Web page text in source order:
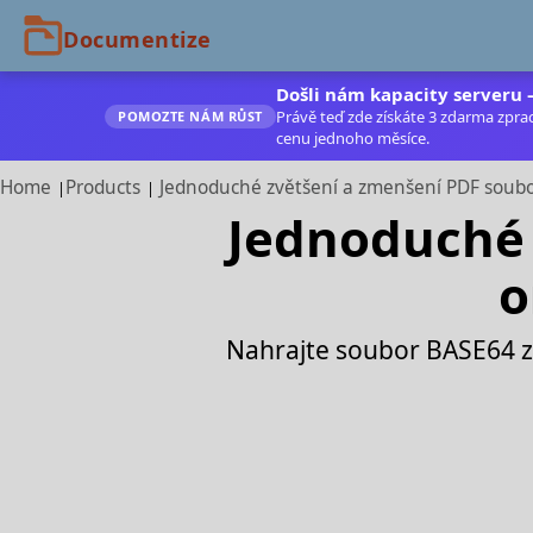
POMOZTE NÁM RŮST
Došli nám kapacity
Právě teď zde získáte 3 zdarma
cenu jednoho měsíce.
Home Products Jednoduché zvětšení a zmenšení PDF
Nahrajte soubor BASE64